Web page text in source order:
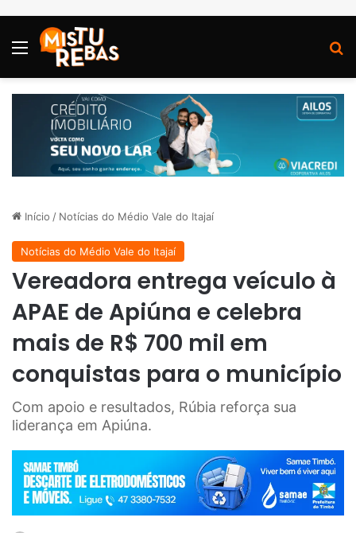
Menu
Início / Notícias do Médio Vale do Itajaí
Notícias do Médio Vale do Itajaí
Vereadora entrega veículo à
APAE de Apiúna e celebra
mais de R$ 700 mil em
conquistas para o município
Com apoio e resultados, Rúbia reforça sua
liderança em Apiúna.